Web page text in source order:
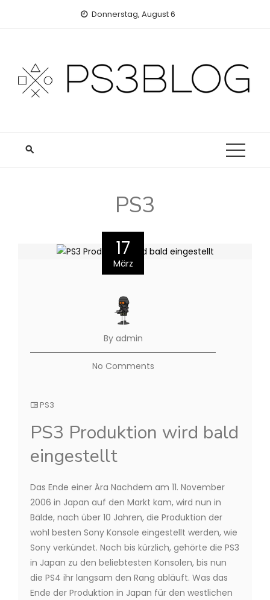
Donnerstag, August 6
PS3
17
März
By admin
No Comments
PS3
PS3 Produktion wird bald
eingestellt
Das Ende einer Ära Nachdem am 11. November
2006 in Japan auf den Markt kam, wird nun in
Bälde, nach über 10 Jahren, die Produktion der
wohl besten Sony Konsole eingestellt werden, wie
Sony verkündet. Noch bis kürzlich, gehörte die PS3
in Japan zu den beliebtesten Konsolen, bis nun
die PS4 ihr langsam den Rang abläuft. Was das
Ende der Produktion in Japan für den westlichen